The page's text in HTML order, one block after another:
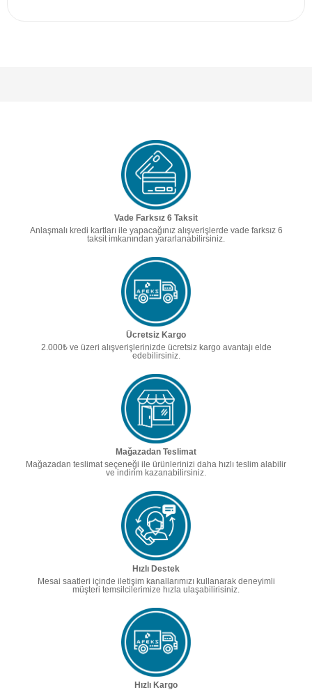
Vade Farksız 6 Taksit
Anlaşmalı kredi kartları ile yapacağınız alışverişlerde vade farksız 6
taksit imkanından yararlanabilirsiniz.
Ücretsiz Kargo
2.000₺ ve üzeri alışverişlerinizde ücretsiz kargo avantajı elde
edebilirsiniz.
Mağazadan Teslimat
Mağazadan teslimat seçeneği ile ürünlerinizi daha hızlı teslim alabilir
ve indirim kazanabilirsiniz.
Hızlı Destek
Mesai saatleri içinde iletişim kanallarımızı kullanarak deneyimli
müşteri temsilcilerimize hızla ulaşabilirisiniz.
Hızlı Kargo